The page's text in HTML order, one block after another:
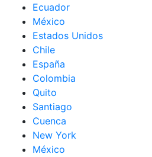
Ecuador
México
Estados Unidos
Chile
España
Colombia
Quito
Santiago
Cuenca
New York
México